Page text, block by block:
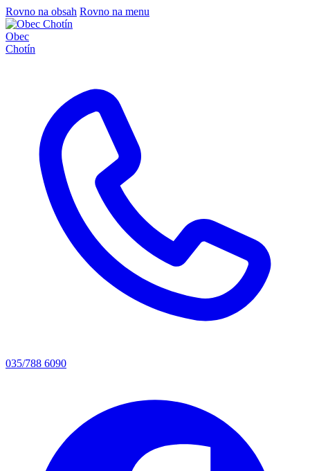
Rovno na obsah Rovno na menu
Obec
Chotín
035/788 6090